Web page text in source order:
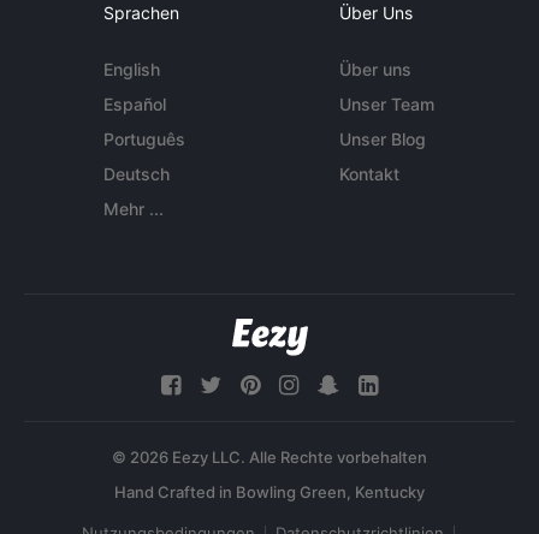
Sprachen
English
Español
Português
Deutsch
Mehr ...
Über Uns
Über uns
Unser Team
Unser Blog
Kontakt
© 2026 Eezy LLC. Alle Rechte vorbehalten